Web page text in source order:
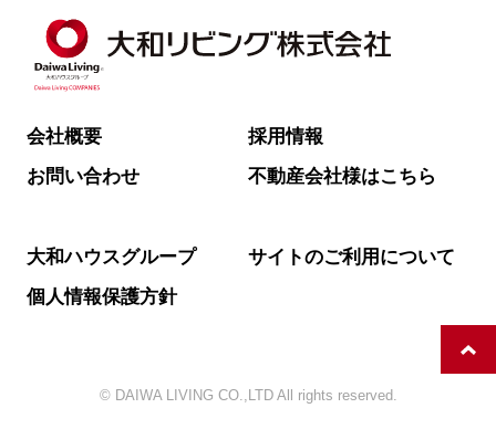
会社概要
採用情報
お問い合わせ
不動産会社様はこちら
大和ハウスグループ
サイトのご利用について
個人情報保護方針
© DAIWA LIVING CO.,LTD All rights reserved.